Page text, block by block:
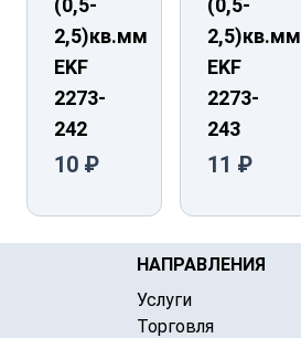
(0,5-
2,5)кв.мм
EKF
2273-
242
10 ₽
(0,5-
2,5)кв.мм
EKF
2273-
243
11 ₽
НАПРАВЛЕНИЯ
Услуги
Торговля